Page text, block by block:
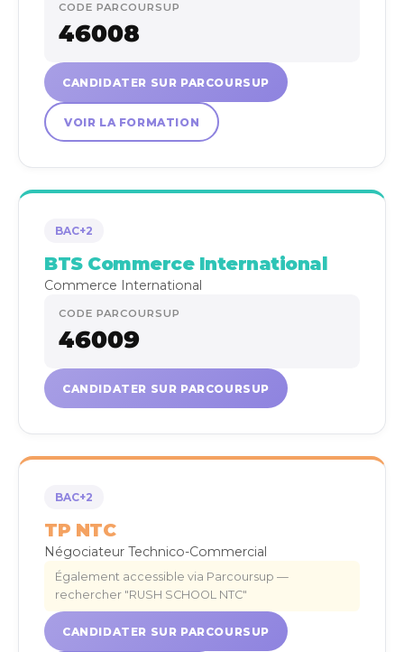
CODE PARCOURSUP
46008
CANDIDATER SUR PARCOURSUP
VOIR LA FORMATION
BAC+2
BTS Commerce International
Commerce International
CODE PARCOURSUP
46009
CANDIDATER SUR PARCOURSUP
BAC+2
TP NTC
Négociateur Technico-Commercial
Également accessible via Parcoursup —
rechercher "RUSH SCHOOL NTC"
CANDIDATER SUR PARCOURSUP